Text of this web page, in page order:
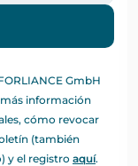
GmbH
información
cómo revocar
(también
y el registro aquí.